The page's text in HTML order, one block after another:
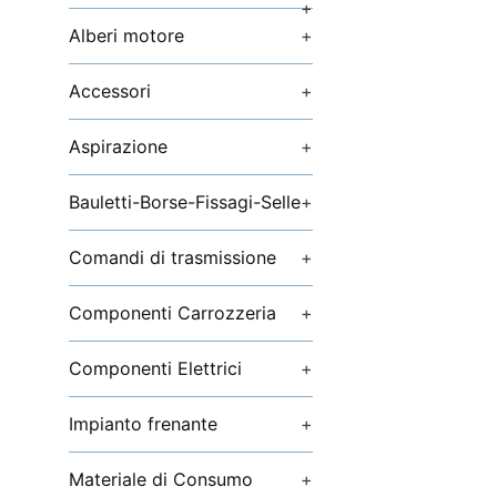
+
Alberi motore
+
Accessori +
Aspirazione +
Bauletti-Borse-Fissagi-Selle+
Comandi di trasmissione +
Componenti Carrozzeria +
Componenti Elettrici +
Impianto frenante +
Materiale di Consumo +